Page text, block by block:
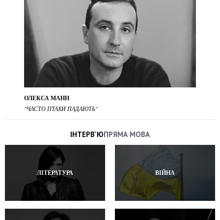
ОЛЕКСА МАНН
"ЧАСТО ПТАХИ ПАДАЮТЬ"
ІНТЕРВ'ЮПРЯМА МОВА
ЛІТЕРАТУРА ВІЙНА